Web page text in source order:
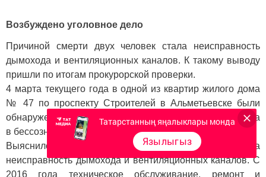
Возбуждено уголовное дело
Причиной смерти двух человек стала неисправность
дымохода и вентиляционных каналов. К такому выводу
пришли по итогам прокурорской проверки.
4 марта текущего года в одной из квартир жилого дома
№ 47 по проспекту Строителей в Альметьевске были
обнаружены тела мужчины и его сына, а также женщина
в бессознательном состоянии.
Выяснилось, что причиной трагедии стала
неисправность дымохода и вентиляционных каналов. С
2016 года техническое обслуживание, ремонт и
Татарстанның яңалыклары монда
Язылыгыз